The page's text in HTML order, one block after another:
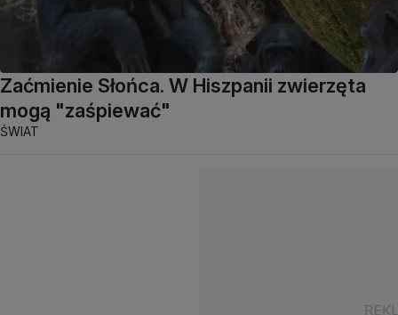
Zaćmienie Słońca. W Hiszpanii zwierzęta
mogą "zaśpiewać"
ŚWIAT